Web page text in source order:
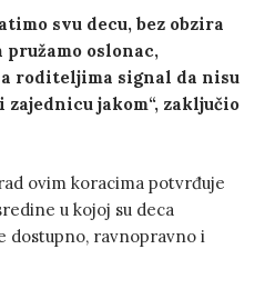
svu decu, bez obzira
pružamo oslonac,
roditeljima signal da nisu
zajednicu jakom“, zaključio
ovim koracima potvrđuje
u kojoj su deca
dostupno, ravnopravno i